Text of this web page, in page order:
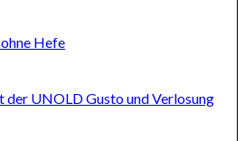
Hefe
der UNOLD Gusto und Verlosung